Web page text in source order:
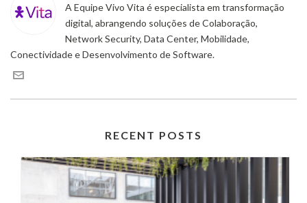
A Equipe Vivo Vita é especialista em transformação
digital, abrangendo soluções de Colaboração,
Network Security, Data Center, Mobilidade,
Conectividade e Desenvolvimento de Software.
RECENT POSTS